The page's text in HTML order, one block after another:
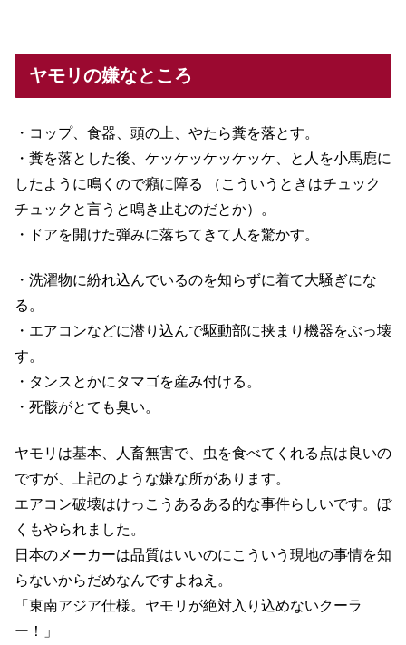
ヤモリの嫌なところ
・コップ、食器、頭の上、やたら糞を落とす。
・糞を落とした後、ケッケッケッケッケ、と人を小馬鹿に
したように鳴くので癪に障る （こういうときはチュック
チュックと言うと鳴き止むのだとか）。
・ドアを開けた弾みに落ちてきて人を驚かす。
・洗濯物に紛れ込んでいるのを知らずに着て大騒ぎにな
る。
・エアコンなどに潜り込んで駆動部に挟まり機器をぶっ壊
す。
・タンスとかにタマゴを産み付ける。
・死骸がとても臭い。
ヤモリは基本、人畜無害で、虫を食べてくれる点は良いの
ですが、上記のような嫌な所があります。
エアコン破壊はけっこうあるある的な事件らしいです。ぼ
くもやられました。
日本のメーカーは品質はいいのにこういう現地の事情を知
らないからだめなんですよねえ。
「東南アジア仕様。ヤモリが絶対入り込めないクーラ
ー！」